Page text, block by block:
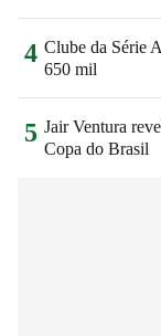
4 Clube da Série
650 mil
5 Jair Ventura
Copa do Brasil